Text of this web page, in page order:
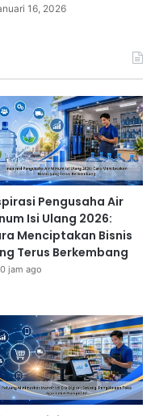
16, 2026
Pengusaha Air
Isi Ulang 2026:
Menciptakan Bisnis
Terus Berkembang
jam ago